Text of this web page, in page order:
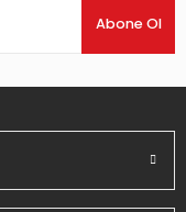
Abone Ol